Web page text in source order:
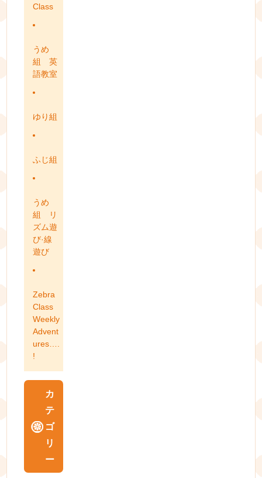
Class
うめ
組 英
語教室
ゆり組
ふじ組
うめ
組 リ
ズム遊
び·線
遊び
Zebra
Class
Weekly
Advent
ures….
!
カ
テ
ゴ
リ
ー